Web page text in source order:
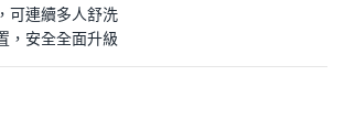
可連續多人舒洗
，安全全面升級